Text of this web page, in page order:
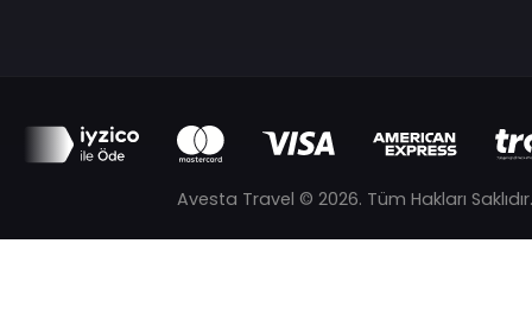
Kuşadası-Samos Feribot Bileti
Turgutreis- Kos Feribot Bileti
Turgutreis–Leros Feribot Bileti
Avesta Travel © 2026. Tüm Hakları Saklıdır.